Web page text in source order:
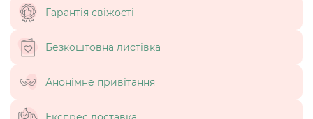
Гарантія свіжості
Безкоштовна листівка
Анонімне привітання